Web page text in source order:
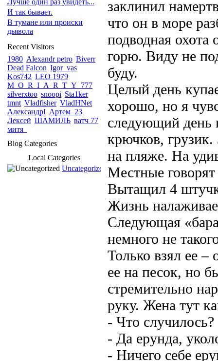
заклинил
что он в море
подводная охота
горю. Виду не
буду.
Целый день
хорошо, но я
следующий день
крючков,
на пляже. На
Местные говорят
Вытащил 4
Жизнь
Следующая
немного не
Только взял ее –
ее на песок, но
стремительно
руку. Жена тут
- Что
- Да ерунда,
- Ничего себе
Лучше один раз увидеть...
И так бывает.
В тумане или происки
дьявола
Recent Visitors
1980 Alexandr petro Biverr
Dead Falcon Igor_vas
Kos742 LEO 1979
M_O_R_I_A_R_T_Y_777
silverxtoo snoopi Sta1ker
tmnt Vladfisher VladHNet
АлександрI Артем_23
Лексей ШАМИЛЬ ватч 77
митя_
Blog Categories
Local Categories
Uncategorized